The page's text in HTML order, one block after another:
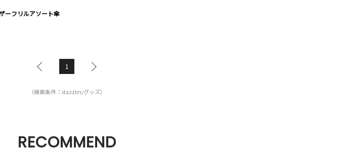
ーフリルアソート傘
1
（検索条件：dazzlin/グッズ）
RECOMMEND